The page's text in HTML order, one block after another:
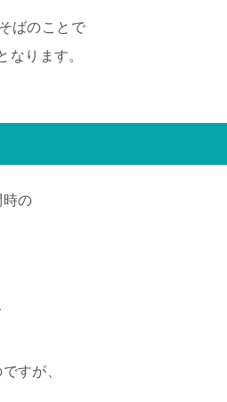
ばのことで
ります。
の
すが、